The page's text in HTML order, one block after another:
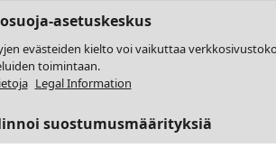
asetuskeskus
evästeiden kielto voi vaikuttaa
toimintaan.
Legal Information
suostumusmäärityksiä